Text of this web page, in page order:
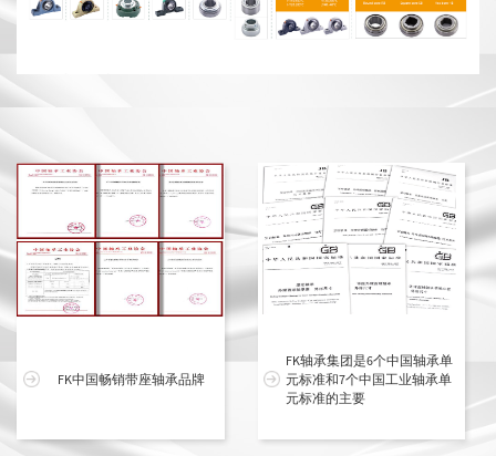
FK中国畅销带座轴承品牌
FK轴承集团是6个中国轴承单
元标准和7个中国工业轴承单
元标准的主要